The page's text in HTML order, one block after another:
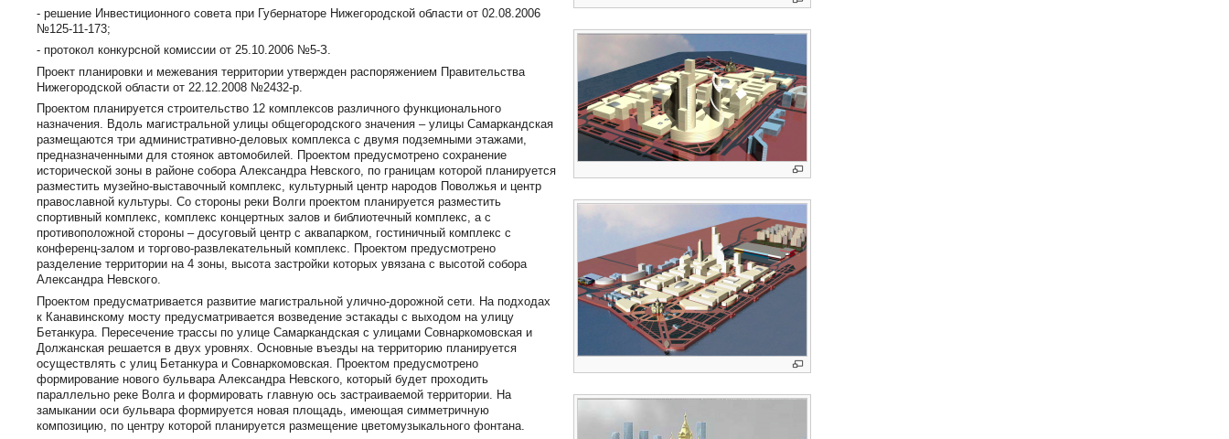
- решение Инвестиционного совета при Губернаторе Нижегородской области от 02.08.2006
№125-11-173;
- протокол конкурсной комиссии от 25.10.2006 №5-З.
Проект планировки и межевания территории утвержден распоряжением Правительства
Нижегородской области от 22.12.2008 №2432-р.
Проектом планируется строительство 12 комплексов различного функционального
назначения. Вдоль магистральной улицы общегородского значения – улицы Самаркандская
размещаются три административно-деловых комплекса с двумя подземными этажами,
предназначенными для стоянок автомобилей. Проектом предусмотрено сохранение
исторической зоны в районе собора Александра Невского, по границам которой планируется
разместить музейно-выставочный комплекс, культурный центр народов Поволжья и центр
православной культуры. Со стороны реки Волги проектом планируется разместить
спортивный комплекс, комплекс концертных залов и библиотечный комплекс, а с
противоположной стороны – досуговый центр с аквапарком, гостиничный комплекс с
конференц-залом и торгово-развлекательный комплекс. Проектом предусмотрено
разделение территории на 4 зоны, высота застройки которых увязана с высотой собора
Александра Невского.
Проектом предусматривается развитие магистральной улично-дорожной сети. На подходах
к Канавинскому мосту предусматривается возведение эстакады с выходом на улицу
Бетанкура. Пересечение трассы по улице Самаркандская с улицами Совнаркомовская и
Должанская решается в двух уровнях. Основные въезды на территорию планируется
осуществлять с улиц Бетанкура и Совнаркомовская. Проектом предусмотрено
формирование нового бульвара Александра Невского, который будет проходить
параллельно реке Волга и формировать главную ось застраиваемой территории. На
замыкании оси бульвара формируется новая площадь, имеющая симметричную
композицию, по центру которой планируется размещение цветомузыкального фонтана.